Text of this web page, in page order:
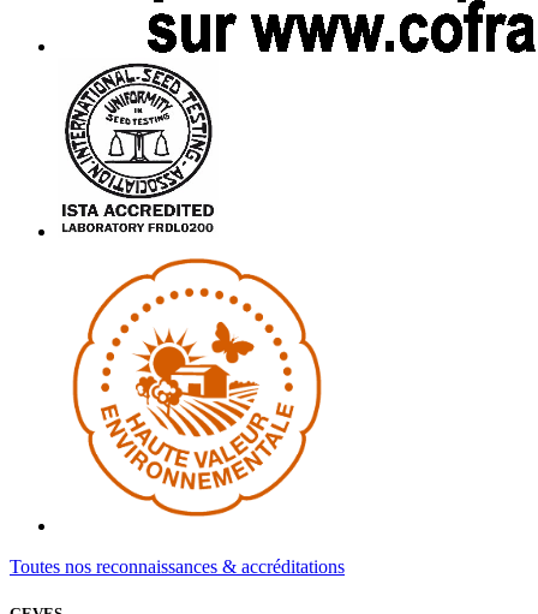
Toutes nos reconnaissances & accréditations